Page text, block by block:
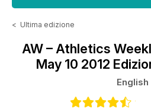
< Ultima edizione
AW – Athletics
May 10 2012
English